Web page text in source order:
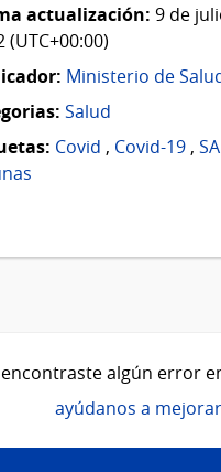
actualización: 9 de
(UTC+00:00)
Ministerio de
Salud
Covid , Covid-19 ,
encontraste algún error
ayúdanos a